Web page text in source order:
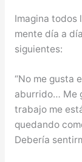
Imagina todos
mente día a
siguientes:
“No me gusta
aburrido… Me
trabajo me
quedando
Debería